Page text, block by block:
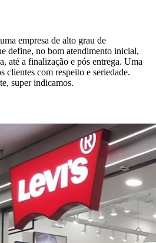
empresa de alto grau de
define, no bom atendimento inicial,
até a finalização e pós entrega. Uma
clientes com respeito e seriedade.
super indicamos.